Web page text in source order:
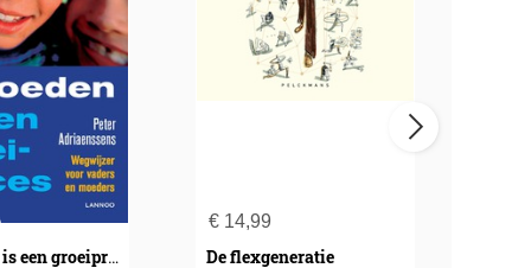
Opvoeden is een groeiproces (POD)
€ 14,99
De flexgeneratie